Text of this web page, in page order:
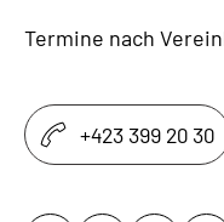
Termine nach
+423 399 20 30